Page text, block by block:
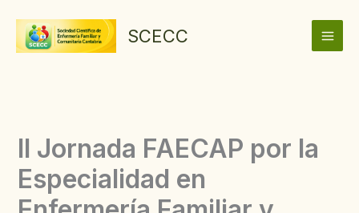
contenido
SCECC
II Jornada FAECAP por la
Especialidad en